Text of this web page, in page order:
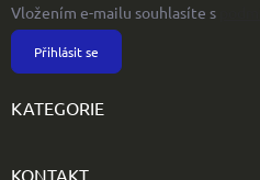
Vložením e-mailu souhlasíte s
Přihlásit se
KATEGORIE
KONTAKT